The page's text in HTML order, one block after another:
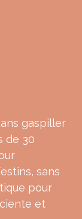
gaspiller
de 30
sans
pour
et